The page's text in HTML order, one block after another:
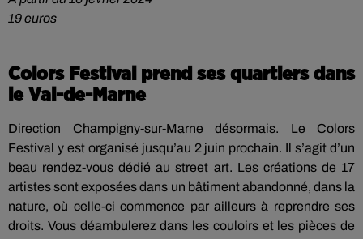
19 euros
Colors Festival prend ses quartiers dans
le Val-de-Marne
Direction Champigny-sur-Marne désormais. Le Colors
Festival y est organisé jusqu’au 2 juin prochain. Il s’agit d’un
beau rendez-vous dédié au street art. Les créations de 17
artistes sont exposées dans un bâtiment abandonné, dans la
nature, où celle-ci commence par ailleurs à reprendre ses
droits. Vous déambulerez dans les couloirs et les pièces de